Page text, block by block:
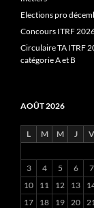
Elections pro
Concours ITRF
Circulaire TA ITRF
catégorie A et B
AOÛT 2026
L M M J V
3
4 5 6 7
10
11 12 13
17
18 19 20